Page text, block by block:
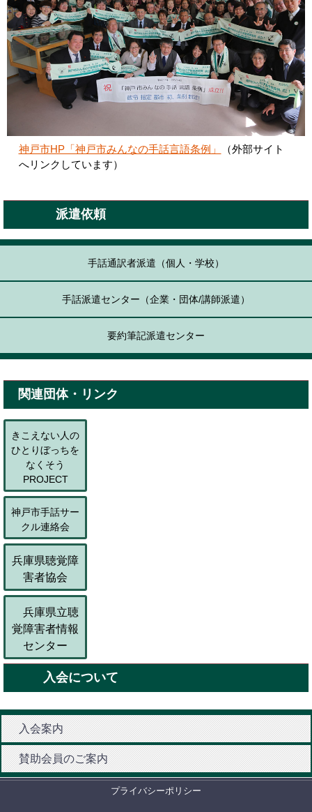
神戸市HP「神戸市みんなの手話言語条例」
（外部サイト
へリンクしています）
派遣依頼
手話通訳者派遣（個人・学校）
手話派遣センター（企業・団体/講師派遣）
要約筆記派遣センター
関連団体・リンク
きこえない人の
ひとりぼっちを
なくそう
PROJECT
神戸市手話サー
クル連絡会
兵庫県聴覚障
害者協会
兵庫県立聴
覚障害者情報
センター
入会について
入会案内
賛助会員のご案内
プライバシーポリシー